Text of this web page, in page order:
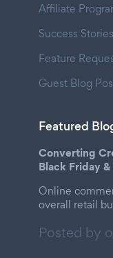
Affiliate
Success Stories
Feature
Guest Blog
Featured
Converting
Black Friday
Online
overall retail
Posted by